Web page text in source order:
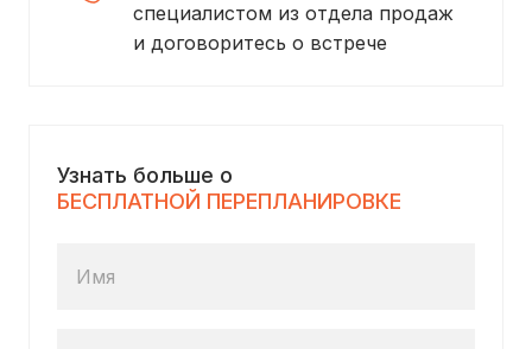
специалистом из отдела продаж
и договоритесь о встрече
Узнать больше о
БЕСПЛАТНОЙ ПЕРЕПЛАНИРОВКЕ
Имя